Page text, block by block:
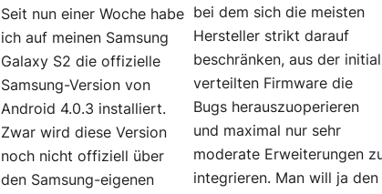
Seit nun einer Woche habe
ich auf meinen Samsung
Galaxy S2 die offizielle
Samsung-Version von
Android 4.0.3 installiert.
Zwar wird diese Version
noch nicht offiziell über
den Samsung-eigenen
bei dem sich die meisten
Hersteller strikt darauf
beschränken, aus der initial
verteilten Firmware die
Bugs herauszuoperieren
und maximal nur sehr
moderate Erweiterungen
integrieren. Man will ja den